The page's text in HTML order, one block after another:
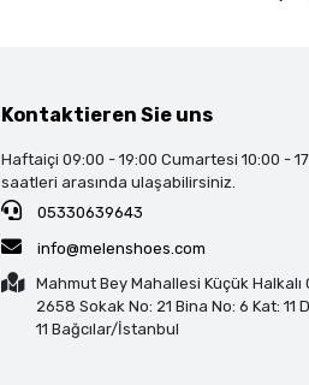
Kontaktieren Sie uns
Haftaiçi 09:00 - 19:00 Cumartesi 10:00 -
saatleri arasında ulaşabilirsiniz.
05330639643
info@melenshoes.com
Mahmut Bey Mahallesi Küçük Halkalı
2658 Sokak No: 21 Bina No: 6 Kat: 11
11 Bağcılar/İstanbul